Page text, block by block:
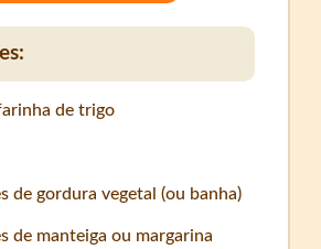
de trigo
de gordura vegetal (ou banha)
de manteiga ou margarina